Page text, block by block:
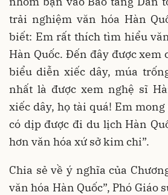
trải nghiệm văn hóa Hàn
biết: Em rất thích tìm hiểu
Hàn Quốc. Đến đây được xem
biểu diễn xiếc dây, múa
nhất là được xem nghệ sĩ
xiếc dây, họ tài quá! Em
có dịp được đi du lịch Hàn
hơn văn hóa xứ sở kim chi”.
Chia sẻ về ý nghĩa của
văn hóa Hàn Quốc”, Phó Giáo